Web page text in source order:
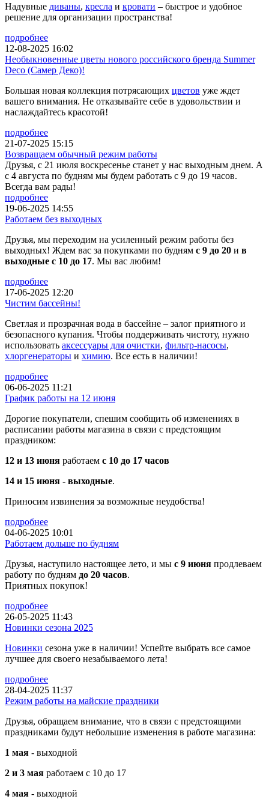
Надувные диваны, кресла и кровати – быстрое и удобное
решение для организации пространства!
подробнее
12-08-2025 16:02
Необыкновенные цветы нового российского бренда Summer
Deco (Самер Деко)!
Большая новая коллекция потрясающих цветов уже ждет
вашего внимания. Не отказывайте себе в удовольствии и
наслаждайтесь красотой!
подробнее
21-07-2025 15:15
Возвращаем обычный режим работы
Друзья, с 21 июля воскресенье станет у нас выходным днем. А
с 4 августа по будням мы будем работать с 9 до 19 часов.
Всегда вам рады!
подробнее
19-06-2025 14:55
Работаем без выходных
Друзья, мы переходим на усиленный режим работы без
выходных! Ждем вас за покупками по будням с 9 до 20 и в
выходные с 10 до 17. Мы вас любим!
подробнее
17-06-2025 12:20
Чистим бассейны!
Светлая и прозрачная вода в бассейне – залог приятного и
безопасного купания. Чтобы поддерживать чистоту, нужно
использовать аксессуары для очистки, фильтр-насосы,
хлоргенераторы и химию. Все есть в наличии!
подробнее
06-06-2025 11:21
График работы на 12 июня
Дорогие покупатели, спешим сообщить об изменениях в
расписании работы магазина в связи с предстоящим
праздником:
12 и 13 июня работаем с 10 до 17 часов
14 и 15 июня - выходные.
Приносим извинения за возможные неудобства!
подробнее
04-06-2025 10:01
Работаем дольше по будням
Друзья, наступило настоящее лето, и мы с 9 июня продлеваем
работу по будням до 20 часов.
Приятных покупок!
подробнее
26-05-2025 11:43
Новинки сезона 2025
Новинки сезона уже в наличии! Успейте выбрать все самое
лучшее для своего незабываемого лета!
подробнее
28-04-2025 11:37
Режим работы на майские праздники
Друзья, обращаем внимание, что в связи с предстоящими
праздниками будут небольшие изменения в работе магазина:
1 мая - выходной
2 и 3 мая работаем с 10 до 17
4 мая - выходной